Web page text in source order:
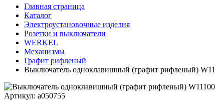
Главная страница
Каталог
Электроустановочные изделия
Розетки и выключатели
WERKEL
Механизмы
Графит рифленый
Выключатель одноклавишный (графит рифленый)
Артикул: a050755